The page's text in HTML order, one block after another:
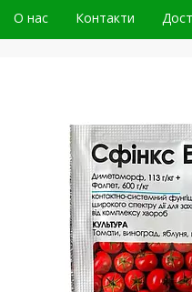
О нас Контакти